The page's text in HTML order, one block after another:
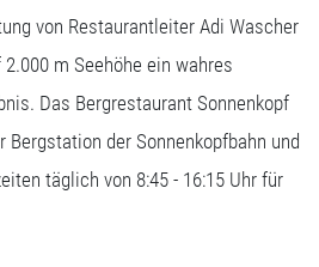
von Restaurantleiter Adi Wascher
m Seehöhe ein wahres
Das Bergrestaurant Sonnenkopf
der Sonnenkopfbahn und
täglich von 8:45 - 16:15 Uhr für